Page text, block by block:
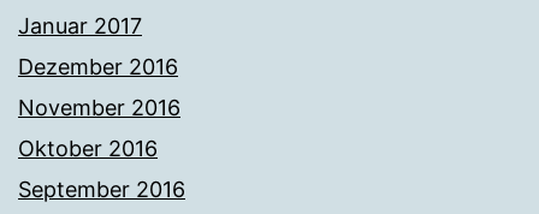
Januar 2017
Dezember 2016
November 2016
Oktober 2016
September 2016